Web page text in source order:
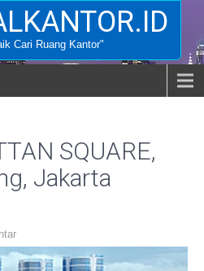
Cari Ruang Kantor"
SQUARE,
Jakarta